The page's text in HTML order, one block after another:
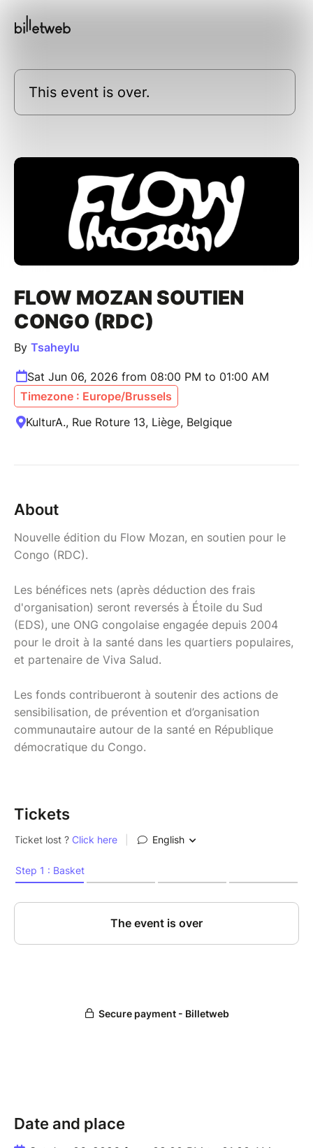
This event is over.
FLOW MOZAN SOUTIEN
CONGO (RDC)
By Tsaheylu
Sat Jun 06, 2026 from 08:00 PM to 01:00 AM
Timezone : Europe/Brussels
KulturA., Rue Roture 13, Liège, Belgique
About
Nouvelle édition du Flow Mozan, en soutien pour le
Congo (RDC).
Les bénéfices nets (après déduction des frais
d'organisation) seront reversés à Étoile du Sud
(EDS), une ONG congolaise engagée depuis 2004
pour le droit à la santé dans les quartiers populaires,
et partenaire de Viva Salud.
Les fonds contribueront à soutenir des actions de
sensibilisation, de prévention et d’organisation
communautaire autour de la santé en République
démocratique du Congo.
Tickets
Date and place